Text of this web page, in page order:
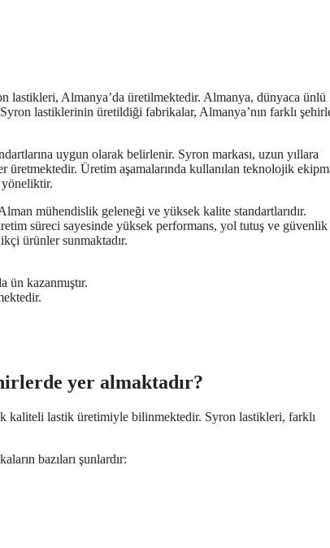
lastikleri, Almanya’da üretilmektedir. Almanya, dünyaca ünlü
lastiklerinin üretildiği fabrikalar, Almanya’nın farklı
uygun olarak belirlenir. Syron markası, uzun yıllara
Üretim aşamalarında kullanılan teknolojik
yöneliktir.
mühendislik geleneği ve yüksek kalite standartlarıdır.
süreci sayesinde yüksek performans, yol tutuş ve güvenlik
ürünler sunmaktadır.
kazanmıştır.
yer almaktadır?
kaliteli lastik üretimiyle bilinmektedir. Syron lastikleri, farklı
bazıları şunlardır: